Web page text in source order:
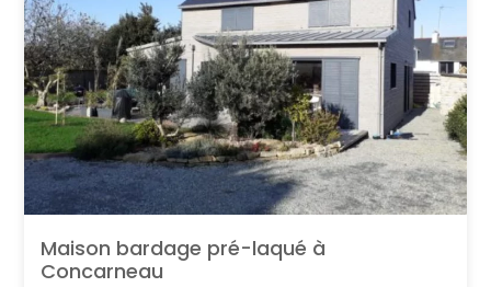
Maison bardage pré-laqué à
Concarneau